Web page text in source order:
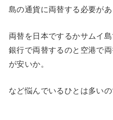
島の通貨に両替する必要があ
両替を日本でするかサムイ
銀行で両替するのと空港で
が安いか。
など悩んでいるひとは多い